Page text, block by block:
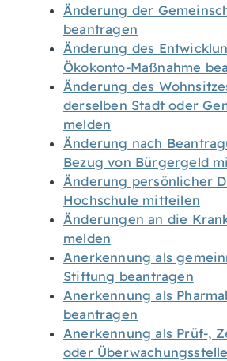
Änderung der
beantragen
Änderung des
Ökokonto-Maßnahme
Änderung des
derselben Stadt oder
melden
Änderung nach
Bezug von Bürgergeld
Änderung persönlicher
Hochschule mitteilen
Änderungen an die
melden
Anerkennung als
Stiftung beantragen
Anerkennung als
beantragen
Anerkennung als Prüf-,
oder